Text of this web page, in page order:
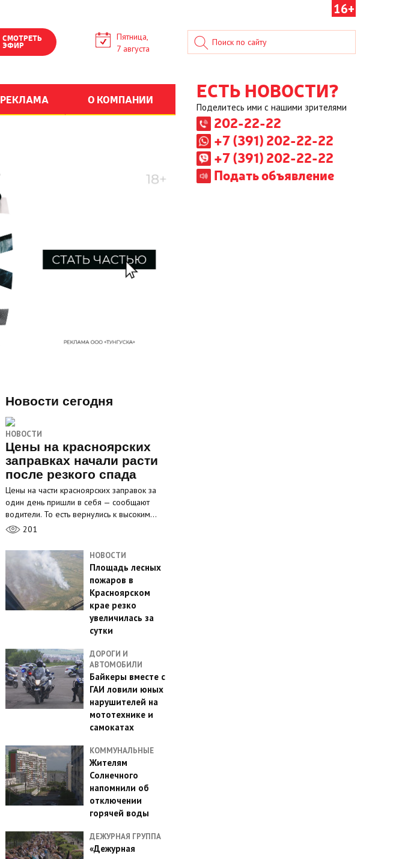
16+
СМОТРЕТЬ
ЭФИР
Пятница,
7 августа
РЕКЛАМА О КОМПАНИИ ЕСТЬ НОВОСТИ?
Поделитесь ими с нашими зрителями
202-22-22
+7 (391) 202-22-22
+7 (391) 202-22-22
Подать объявление
Новости сегодня
НОВОСТИ
Цены на красноярских
заправках начали расти
после резкого спада
Цены на части красноярских заправок за
один день пришли в себя — сообщают
водители. То есть вернулись к высоким…
201
НОВОСТИ
Площадь лесных
пожаров в
Красноярском
крае резко
увеличилась за
сутки
ДОРОГИ И
АВТОМОБИЛИ
Байкеры вместе с
ГАИ ловили юных
нарушителей на
мототехнике и
самокатах
КОММУНАЛЬНЫЕ
Жителям
Солнечного
напомнили об
отключении
горячей воды
ДЕЖУРНАЯ ГРУППА
«Дежурная